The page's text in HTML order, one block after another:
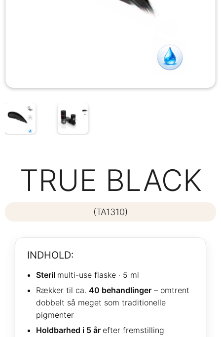
TRUE BLACK
(TA1310)
INDHOLD:
Steril multi-use flaske · 5 ml
Rækker til ca. 40 behandlinger – omtrent
dobbelt så meget som traditionelle
pigmenter
Holdbarhed i 5 år efter fremstilling